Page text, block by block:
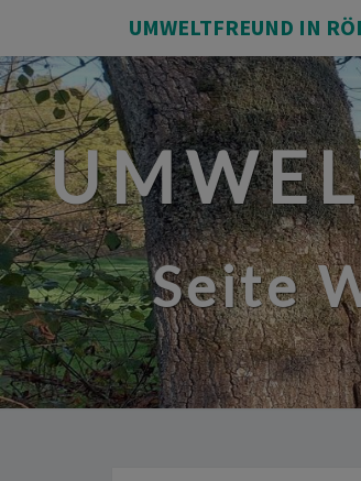
UMWELTFREUND IN
Seite